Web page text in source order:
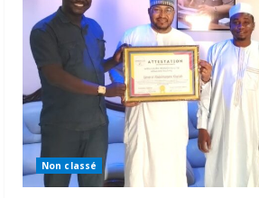
Non classé